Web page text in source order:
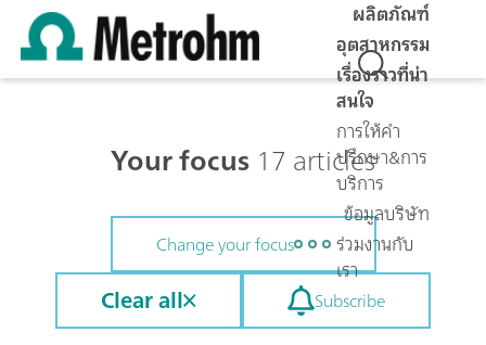
ผลิตภัณฑ์
อุตสาหกรรม
เรื่องราวที่น่า
สนใจ
การให้คำ
ปรึกษา&การ
บริการ
ข้อมูลบริษัท
ร่วมงานกับ
เรา
Your focus 17 articles
Change your focus
Clear all Subscribe